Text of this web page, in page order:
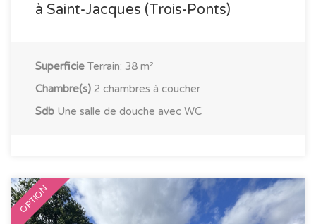
à Saint-Jacques (Trois-Ponts)
Superficie Terrain: 38 m²
Chambre(s) 2 chambres à coucher
Sdb Une salle de douche avec WC
OPTION